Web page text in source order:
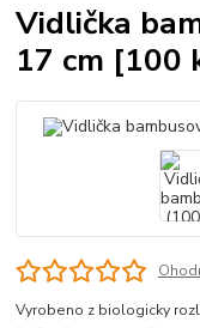
Vidlička
17 cm [100
Vyrobeno z biologicky